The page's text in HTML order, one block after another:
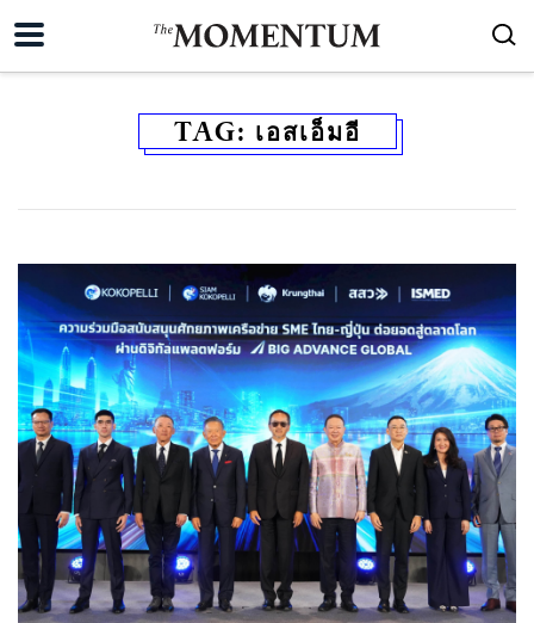
TAG: เอสเอ็มอี